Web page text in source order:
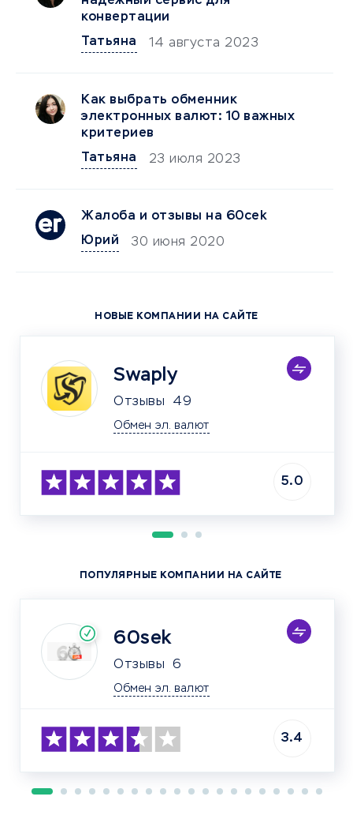
конвертации
Татьяна
14 августа 2023
Как выбрать обменник
электронных валют: 10 важных
критериев
Татьяна
23 июля 2023
Жалоба и отзывы на 60cek
Юрий
30 июня 2020
НОВЫЕ КОМПАНИИ НА САЙТЕ
Swaply
Отзывы 49
Обмен эл. валют
5.0
ПОПУЛЯРНЫЕ КОМПАНИИ НА САЙТЕ
60sek
Отзывы 6
Обмен эл. валют
3.4